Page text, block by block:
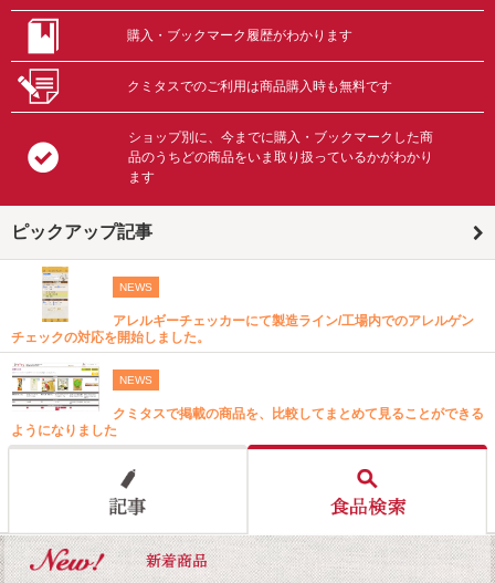
購入・ブックマーク履歴がわかります
クミタスでのご利用は商品購入時も無料です
ショップ別に、今までに購入・ブックマークした商
品のうちどの商品をいま取り扱っているかがわかり
ます
ピックアップ記事
NEWS
アレルギーチェッカーにて製造ライン/工場内でのアレルゲン
チェックの対応を開始しました。
NEWS
クミタスで掲載の商品を、比較してまとめて見ることができる
ようになりました